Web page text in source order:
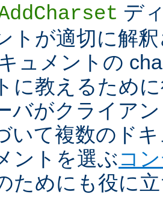
デ
トが適切に解
ュメントの
に教えるため
バがクライア
いて複数のド
ントを選ぶコ
ためにも役に